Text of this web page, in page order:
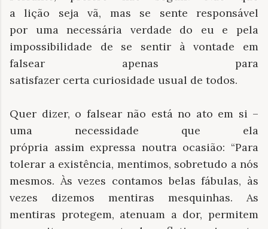
a lição seja vã, mas se sente responsável
por uma necessária verdade do eu e pela
impossibilidade de se sentir à vontade em
falsear apenas para
satisfazer certa curiosidade usual de todos.
Quer dizer, o falsear não está no ato em si –
uma necessidade que ela
própria assim expressa noutra ocasião: “Para
tolerar a existência, mentimos, sobretudo a nós
mesmos. Às vezes contamos belas fábulas, às
vezes dizemos mentiras mesquinhas. As
mentiras protegem, atenuam a dor, permitem